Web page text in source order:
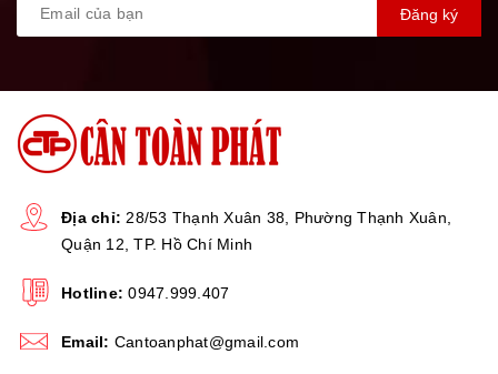
Đăng ký
Địa chỉ: 28/53 Thạnh Xuân 38, Phường Thạnh Xuân,
Quận 12, TP. Hồ Chí Minh
Hotline: 0947.999.407
Email: Cantoanphat@gmail.com